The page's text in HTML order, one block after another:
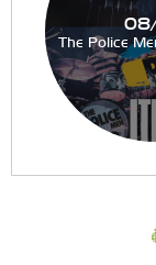
The Police